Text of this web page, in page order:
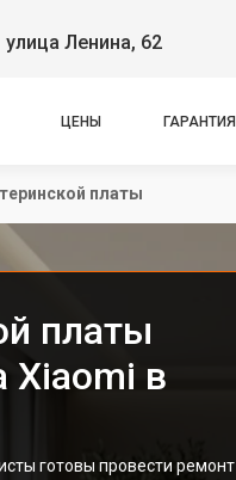
улица Ленина, 62
ЦЕНЫ ГАРАНТИЯ
платы
платы
Xiaomi в
готовы провести ремонт